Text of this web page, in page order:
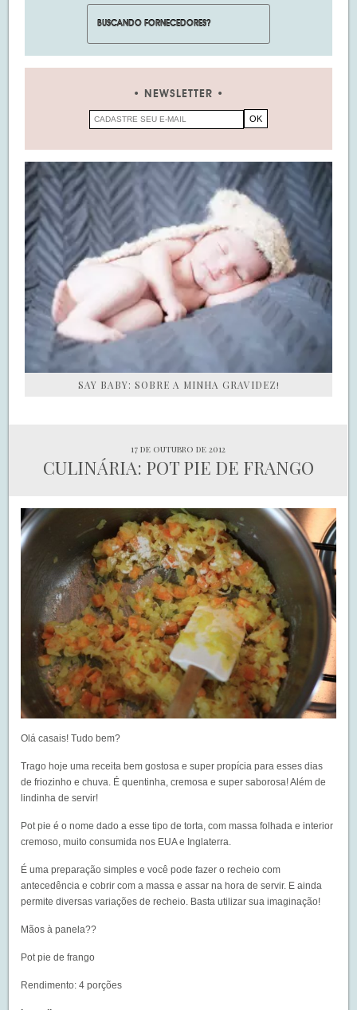
NEWSLETTER
SAY BABY: SOBRE A MINHA GRAVIDEZ!
17 de outubro de 2012
CULINÁRIA: POT PIE DE FRANGO
Olá casais! Tudo bem?
Trago hoje uma receita bem gostosa e super propícia para esses dias
de friozinho e chuva. É quentinha, cremosa e super saborosa! Além de
lindinha de servir!
Pot pie é o nome dado a esse tipo de torta, com massa folhada e interior
cremoso, muito consumida nos EUA e Inglaterra.
É uma preparação simples e você pode fazer o recheio com
antecedência e cobrir com a massa e assar na hora de servir. E ainda
permite diversas variações de recheio. Basta utilizar sua imaginação!
Mãos à panela??
Pot pie de frango
Rendimento: 4 porções